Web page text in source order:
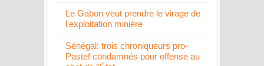
Le Gabon veut prendre le virage de
l'exploitation minière
Sénégal: trois chroniqueurs pro-
Pastef condamnés pour offense au